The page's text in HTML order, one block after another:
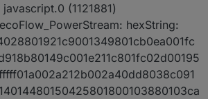
(1121881)
hexString: